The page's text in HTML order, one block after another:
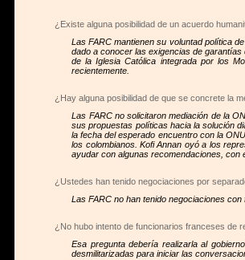
¿Existe alguna posibilidad de un acuerdo
Las FARC mantienen su voluntad política
dado a conocer las exigencias de
de la Iglesia Católica integrada por los
recientemente.
¿Hay alguna posibilidad de que se concrete la
Las FARC no solicitaron mediación de la
sus propuestas políticas hacia la solución
la fecha del esperado encuentro con la
los colombianos. Kofi Annan oyó a los
ayudar con algunas recomendaciones, con
¿Ustedes han tenido negociaciones por
Las FARC no han tenido negociaciones
¿No hubo intento de funcionarios franceses de
Esa pregunta debería realizarla al
desmilitarizadas para iniciar las